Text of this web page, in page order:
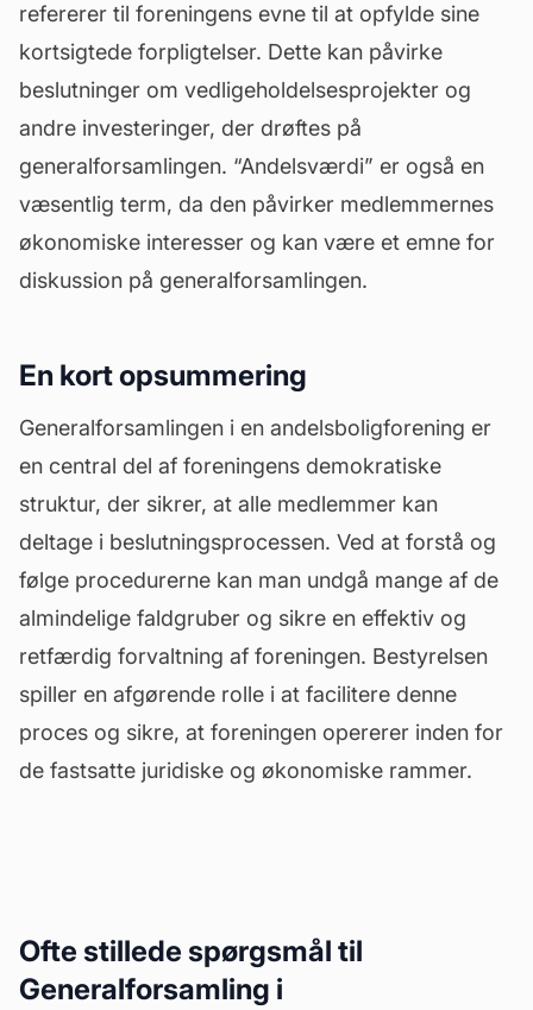
refererer til foreningens evne til at opfylde sine
kortsigtede forpligtelser. Dette kan påvirke
beslutninger om vedligeholdelsesprojekter og
andre investeringer, der drøftes på
generalforsamlingen. “Andelsværdi” er også en
væsentlig term, da den påvirker medlemmernes
økonomiske interesser og kan være et emne for
diskussion på generalforsamlingen.
En kort opsummering
Generalforsamlingen i en andelsboligforening er
en central del af foreningens demokratiske
struktur, der sikrer, at alle medlemmer kan
deltage i beslutningsprocessen. Ved at forstå og
følge procedurerne kan man undgå mange af de
almindelige faldgruber og sikre en effektiv og
retfærdig forvaltning af foreningen. Bestyrelsen
spiller en afgørende rolle i at facilitere denne
proces og sikre, at foreningen opererer inden for
de fastsatte juridiske og økonomiske rammer.
Ofte stillede spørgsmål til
Generalforsamling i